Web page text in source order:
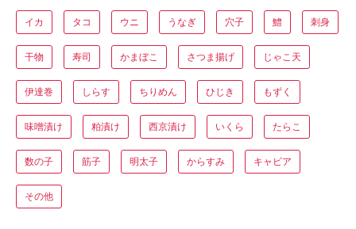
イカ タコ ウニ うなぎ 穴子 鱧 刺身
干物 寿司 かまぼこ さつま揚げ じゃこ天
伊達巻 しらす ちりめん ひじき もずく
味噌漬け 粕漬け 西京漬け いくら たらこ
数の子 筋子 明太子 からすみ キャビア
その他